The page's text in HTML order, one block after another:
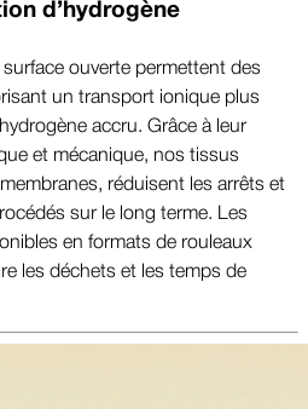
d’hydrogène
ouverte permettent des
un transport ionique plus
accru. Grâce à leur
et mécanique, nos tissus
réduisent les arrêts et
sur le long terme. Les
en formats de rouleaux
les déchets et les temps de